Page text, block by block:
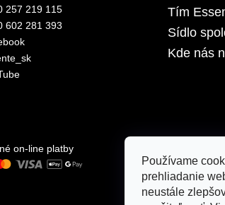
Používame
prehliadanie
neustále
257 219 115
602 281 393
Tím
Sídlo
Kde nás
on-line platby